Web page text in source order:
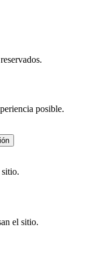
posible.
sitio.
el sitio.